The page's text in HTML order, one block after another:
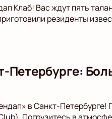
Клаб! Вас ждут пять
резиденты
в Санкт-Петербурге!